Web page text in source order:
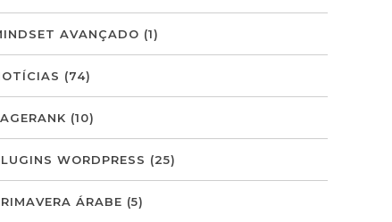
AVANÇADO (1)
(74)
(10)
WORDPRESS (25)
ÁRABE (5)